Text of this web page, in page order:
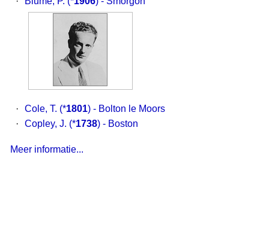
· Cole, T. (*1801) - Bolton le Moors
·
Copley, J. (*1738) - Boston
Meer informatie...